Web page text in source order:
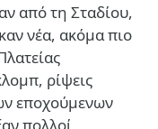
από τη Σταδίου,
νέα, ακόμα πιο
ρίψεις
εποχούμενων
πολλοί